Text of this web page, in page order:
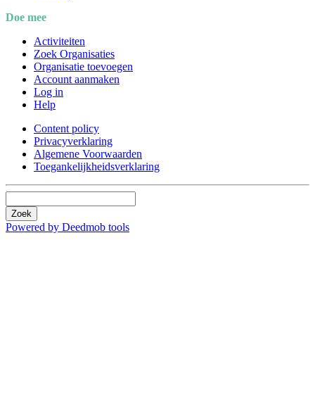
Doe mee
Activiteiten
Zoek Organisaties
Organisatie toevoegen
Account aanmaken
Log in
Help
Content policy
Privacyverklaring
Algemene Voorwaarden
Toegankelijkheidsverklaring
Zoek
Powered by Deedmob tools